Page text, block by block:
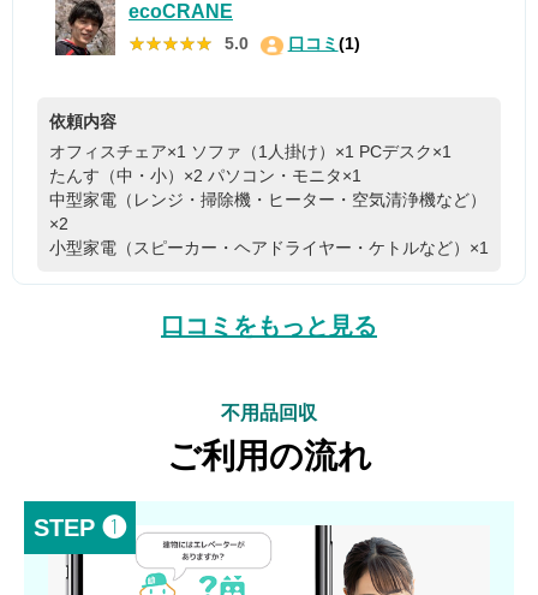
ecoCRANE
★★★★★
★★★★★ 5.0 口コミ(1)
依頼内容
オフィスチェア×1 ソファ（1人掛け）×1 PCデスク×1
たんす（中・小）×2 パソコン・モニタ×1
中型家電（レンジ・掃除機・ヒーター・空気清浄機など）
×2
小型家電（スピーカー・ヘアドライヤー・ケトルなど）×1
口コミをもっと見る
不用品回収
ご利用の流れ
STEP ❶